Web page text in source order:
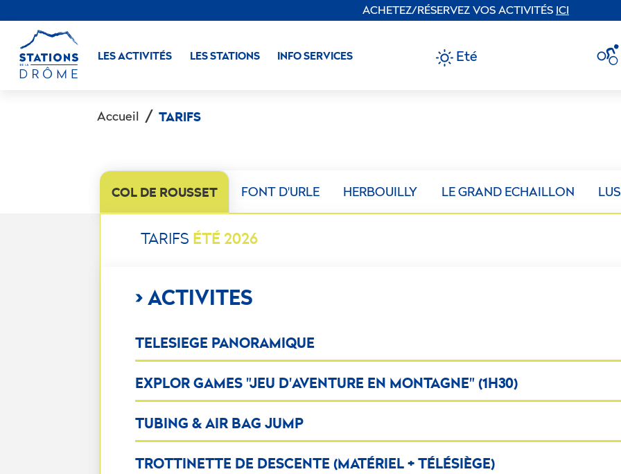
ACHETEZ/RÉSERVEZ VOS ACTIVITÉS ICI
LES ACTIVITÉS LES STATIONS INFO SERVICES Eté
Accueil TARIFS
COL DE ROUSSET FONT D'URLE HERBOUILLY LE GRAND ECHAILLON
TARIFS ÉTÉ 2026
> ACTIVITES
TELESIEGE PANORAMIQUE
EXPLOR GAMES "JEU D'AVENTURE EN MONTAGNE" (1H30)
TUBING & AIR BAG JUMP
TROTTINETTE DE DESCENTE (MATÉRIEL + TÉLÉSIÈGE)